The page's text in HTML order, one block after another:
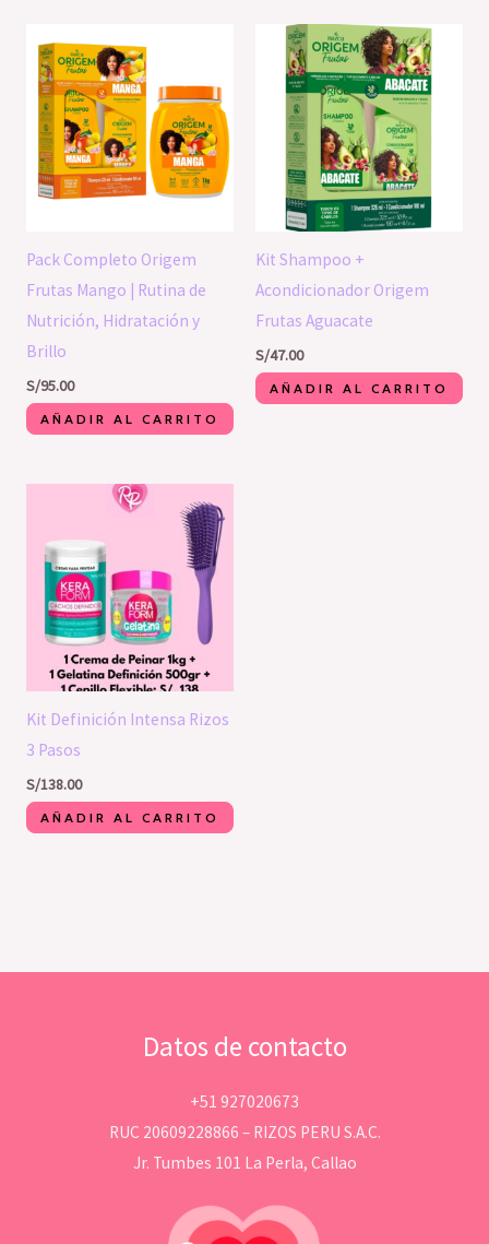
Pack Completo Origem
Frutas Mango | Rutina de
Nutrición, Hidratación y
Brillo
S/95.00
AÑADIR AL CARRITO
Kit Shampoo +
Acondicionador Origem
Frutas Aguacate
S/47.00
AÑADIR AL CARRITO
Kit Definición Intensa Rizos
3 Pasos
S/138.00
AÑADIR AL CARRITO
Datos de contacto
+51 927020673
RUC 20609228866 – RIZOS PERU S.A.C.
Jr. Tumbes 101 La Perla, Callao